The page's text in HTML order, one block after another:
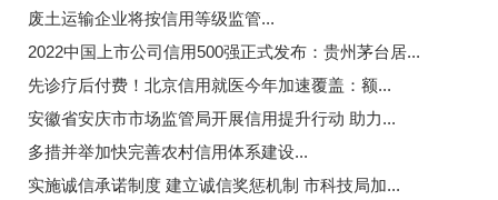
废土运输企业将按信用等级监管...
2022中国上市公司信用500强正式发布：贵州茅台居...
先诊疗后付费！北京信用就医今年加速覆盖：额...
安徽省安庆市市场监管局开展信用提升行动 助力...
多措并举加快完善农村信用体系建设...
实施诚信承诺制度 建立诚信奖惩机制 市科技局加...